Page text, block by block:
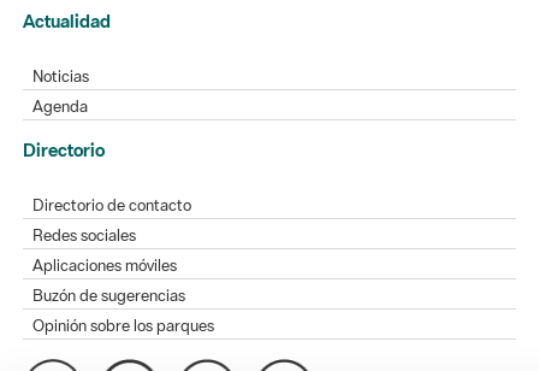
Actualidad
Noticias
Agenda
Directorio
Directorio de contacto
Redes sociales
Aplicaciones móviles
Buzón de sugerencias
Opinión sobre los parques